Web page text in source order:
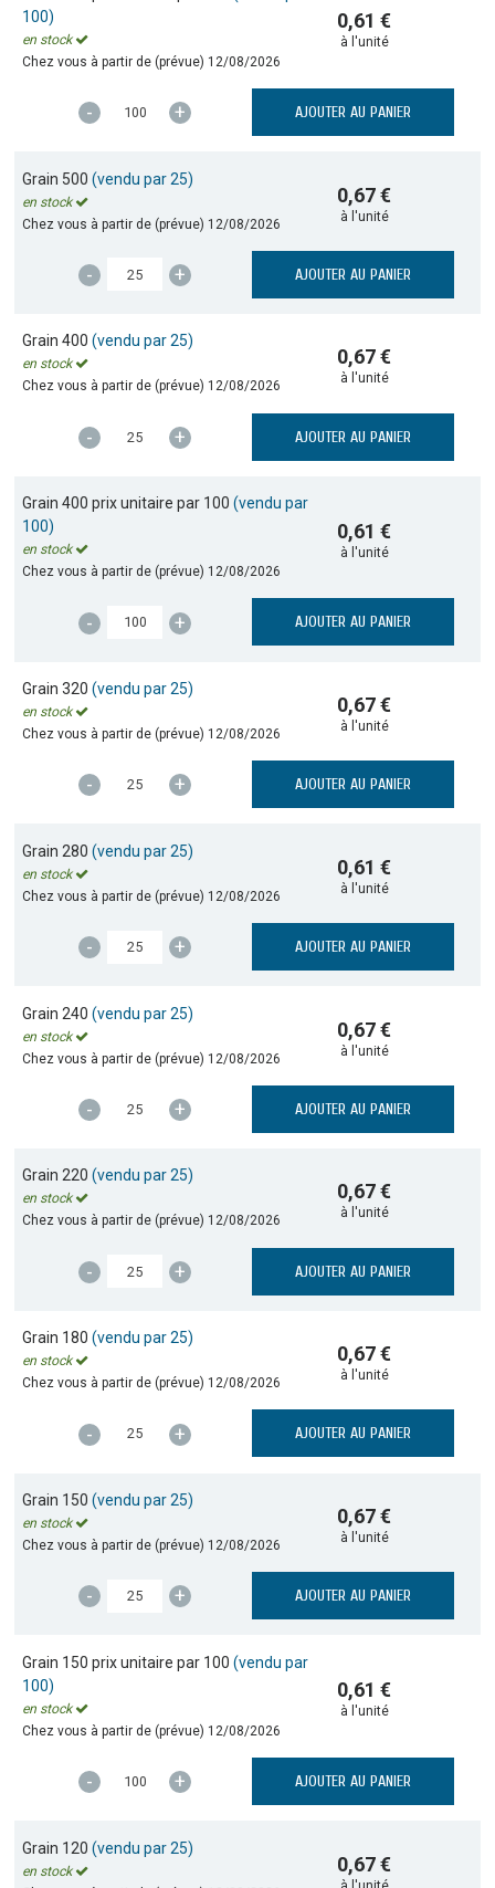
100)
en stock
Chez vous à partir de (prévue) 12/08/2026
0,61 €
à l'unité
- + AJOUTER AU PANIER
Grain 500(vendu par 25)
en stock
Chez vous à partir de (prévue) 12/08/2026
0,67 €
à l'unité
- + AJOUTER AU PANIER
Grain 400(vendu par 25)
en stock
Chez vous à partir de (prévue) 12/08/2026
0,67 €
à l'unité
- + AJOUTER AU PANIER
Grain 400 prix unitaire par 100(vendu par
100)
en stock
Chez vous à partir de (prévue) 12/08/2026
0,61 €
à l'unité
- + AJOUTER AU PANIER
Grain 320(vendu par 25)
en stock
Chez vous à partir de (prévue) 12/08/2026
0,67 €
à l'unité
- + AJOUTER AU PANIER
Grain 280(vendu par 25)
en stock
Chez vous à partir de (prévue) 12/08/2026
0,61 €
à l'unité
- + AJOUTER AU PANIER
Grain 240(vendu par 25)
en stock
Chez vous à partir de (prévue) 12/08/2026
0,67 €
à l'unité
- + AJOUTER AU PANIER
Grain 220(vendu par 25)
en stock
Chez vous à partir de (prévue) 12/08/2026
0,67 €
à l'unité
- + AJOUTER AU PANIER
Grain 180(vendu par 25)
en stock
Chez vous à partir de (prévue) 12/08/2026
0,67 €
à l'unité
- + AJOUTER AU PANIER
Grain 150(vendu par 25)
en stock
Chez vous à partir de (prévue) 12/08/2026
0,67 €
à l'unité
- + AJOUTER AU PANIER
Grain 150 prix unitaire par 100(vendu par
100)
en stock
Chez vous à partir de (prévue) 12/08/2026
0,61 €
à l'unité
- + AJOUTER AU PANIER
Grain 120(vendu par 25)
en stock
0,67 €